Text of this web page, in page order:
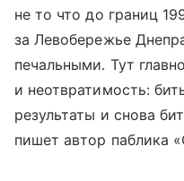
не то что до границ
за Левобережье
печальными. Тут
и неотвратимость:
результаты и снова
пишет автор паблика